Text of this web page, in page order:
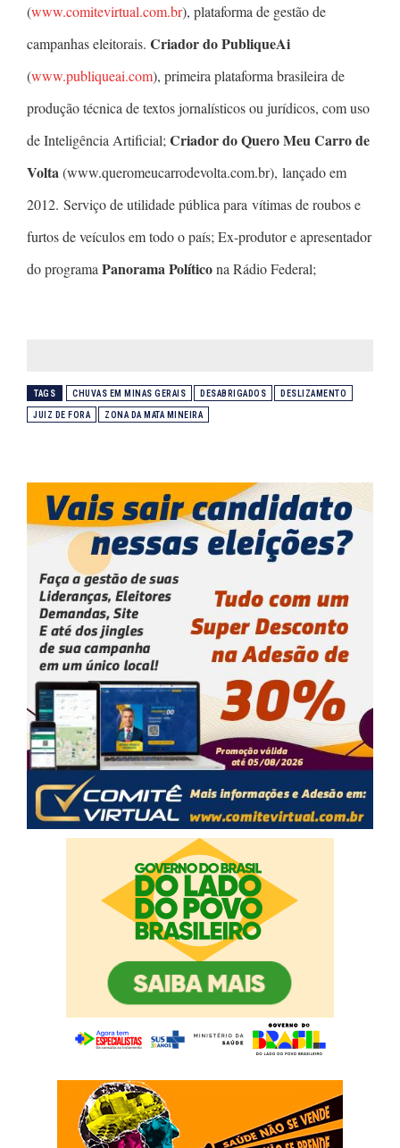
(www.comitevirtual.com.br), plataforma de gestão de
campanhas eleitorais. Criador do PubliqueAi
(www.publiqueai.com), primeira plataforma brasileira de
produção técnica de textos jornalísticos ou jurídicos, com uso
de Inteligência Artificial; Criador do Quero Meu Carro de
Volta(www.queromeucarrodevolta.com.br), lançado em
2012. Serviço de utilidade pública para vítimas de roubos e
furtos de veículos em todo o país; Ex-produtor e apresentador
do programa Panorama Políticona Rádio Federal;
TAGS CHUVAS EM MINAS GERAIS DESABRIGADOS DESLIZAMENTO
JUIZ DE FORA ZONA DA MATA MINEIRA